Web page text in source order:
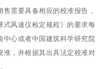
需要具备相应的校准报告，
式风速仪检定规程》的要求每
中心或者中国建筑科学研究院
准，并根据其出具法定校准对